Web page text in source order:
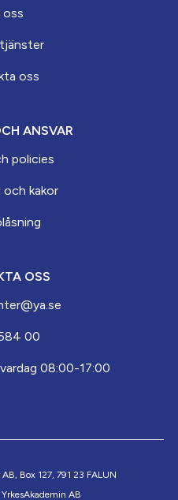
oss
oss
ANSVAR
policies
kakor
OSS
00
08:00-17:00
AB
Box 127, 791 23 FALUN